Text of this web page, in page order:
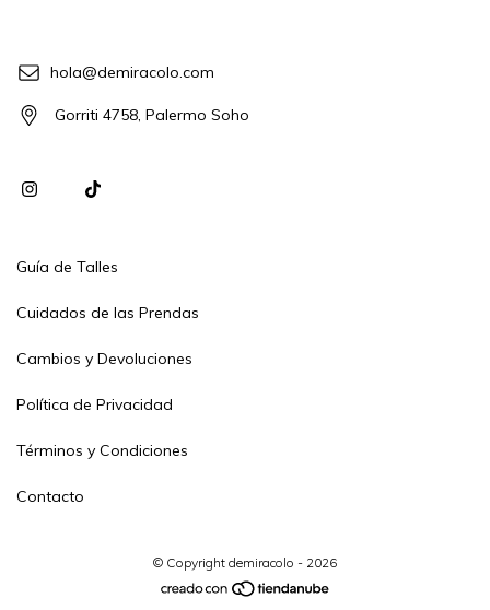
hola@demiracolo.com
Gorriti 4758, Palermo Soho
Guía de Talles
Cuidados de las Prendas
Cambios y Devoluciones
Política de Privacidad
Términos y Condiciones
Contacto
© Copyright demiracolo - 2026